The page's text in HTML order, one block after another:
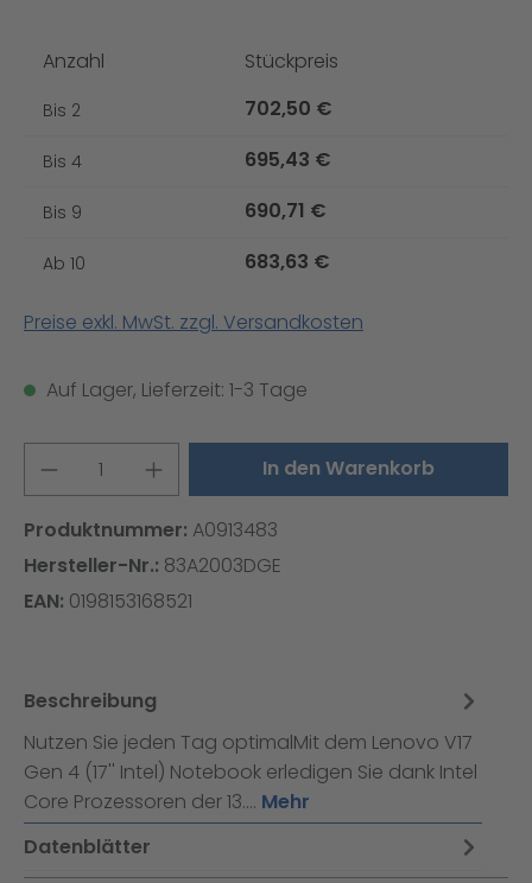
Anzahl Stückpreis
Bis 2 702,50 €
Bis 4 695,43 €
Bis 9 690,71 €
Ab 10 683,63 €
Preise exkl. MwSt. zzgl. Versandkosten
Auf Lager, Lieferzeit: 1-3 Tage
Produkt Anzahl: Gib denIn den Warenkorb
Produktnummer: A0913483
Hersteller-Nr.: 83A2003DGE
EAN: 0198153168521
Beschreibung
Nutzen Sie jeden Tag optimalMit dem Lenovo V17
Gen 4 (17'' Intel) Notebook erledigen Sie dank Intel
Core Prozessoren der 13.… Mehr
Datenblätter